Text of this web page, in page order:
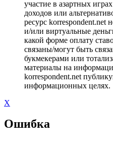
участие в азартных
доходов или
ресурс korrespondent.net
и/или виртуальные
какой форме оплату
связаны/могут быть
букмекерами или
материалы на
korrespondent.net
информационных целях.
X
Ошибка